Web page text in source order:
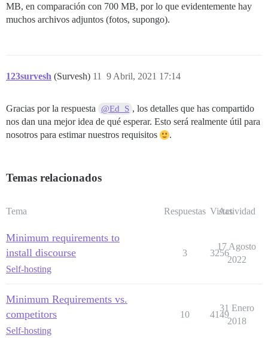
MB, en comparación con 700 MB, por lo que evidentemente hay
muchos archivos adjuntos (fotos, supongo).
123survesh (Survesh) 9 Abril, 2021 17:14
11
Gracias por la respuesta @Ed_S , los detalles que has compartido
nos dan una mejor idea de qué esperar. Esto será realmente útil para
nosotros para estimar nuestros requisitos
.
Temas relacionados
Tema Respuestas Vistas
Actividad
Minimum requirements to
install discourse
Self-hosting
3 3256
17 Agosto
2022
Minimum Requirements vs.
competitors
Self-hosting
10 4149
31 Enero
2018